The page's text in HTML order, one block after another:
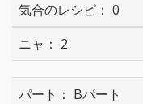
0
2
Bパート